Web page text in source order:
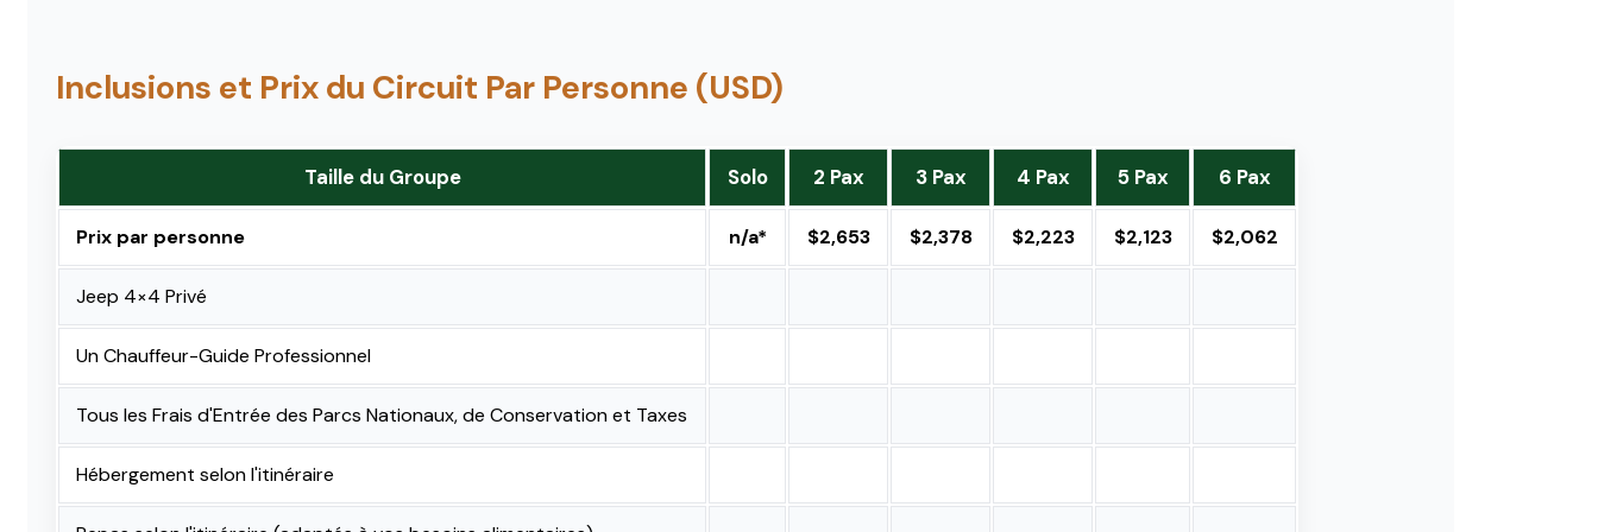
Inclusions et Prix du Circuit Par Personne (USD)
Taille du Groupe Solo 2 Pax 3 Pax 4 Pax 5 Pax 6 Pax
Prix par personne n/a* $2,653 $2,378 $2,223 $2,123 $2,062
Jeep 4×4 Privé
Un Chauffeur-Guide Professionnel
Tous les Frais d'Entrée des Parcs Nationaux, de Conservation et Taxes
Hébergement selon l'itinéraire